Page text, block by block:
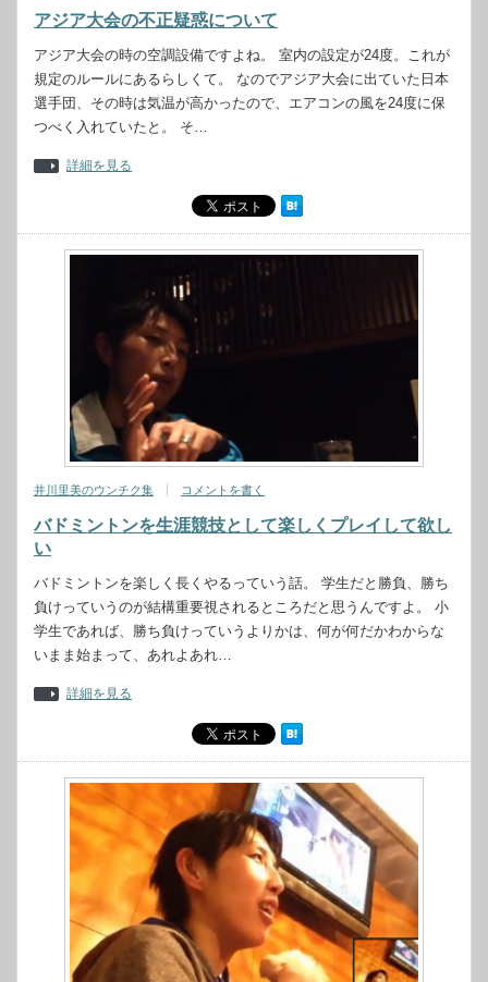
アジア大会の不正疑惑について
アジア大会の時の空調設備ですよね。 室内の設定が24度。これが
規定のルールにあるらしくて。 なのでアジア大会に出ていた日本
選手団、その時は気温が高かったので、エアコンの風を24度に保
つべく入れていたと。 そ…
詳細を見る
井川里美のウンチク集 コメントを書く
バドミントンを生涯競技として楽しくプレイして欲し
い
バドミントンを楽しく長くやるっていう話。 学生だと勝負、勝ち
負けっていうのが結構重要視されるところだと思うんですよ。 小
学生であれば、勝ち負けっていうよりかは、何が何だかわからな
いまま始まって、あれよあれ…
詳細を見る